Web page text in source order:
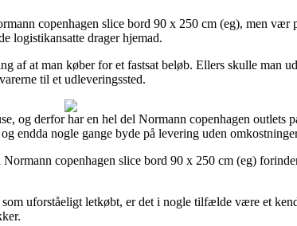
copenhagen slice bord 90 x 250 cm (eg), men vær
logistikansatte drager hjemad.
af at man køber for et fastsat beløb. Ellers skulle man
til et udleveringssted.
og derfor har en hel del Normann copenhagen outlets
endda nogle gange byde på levering uden
copenhagen slice bord 90 x 250 cm (eg)
uforståeligt letkøbt, er det i nogle tilfælde være et